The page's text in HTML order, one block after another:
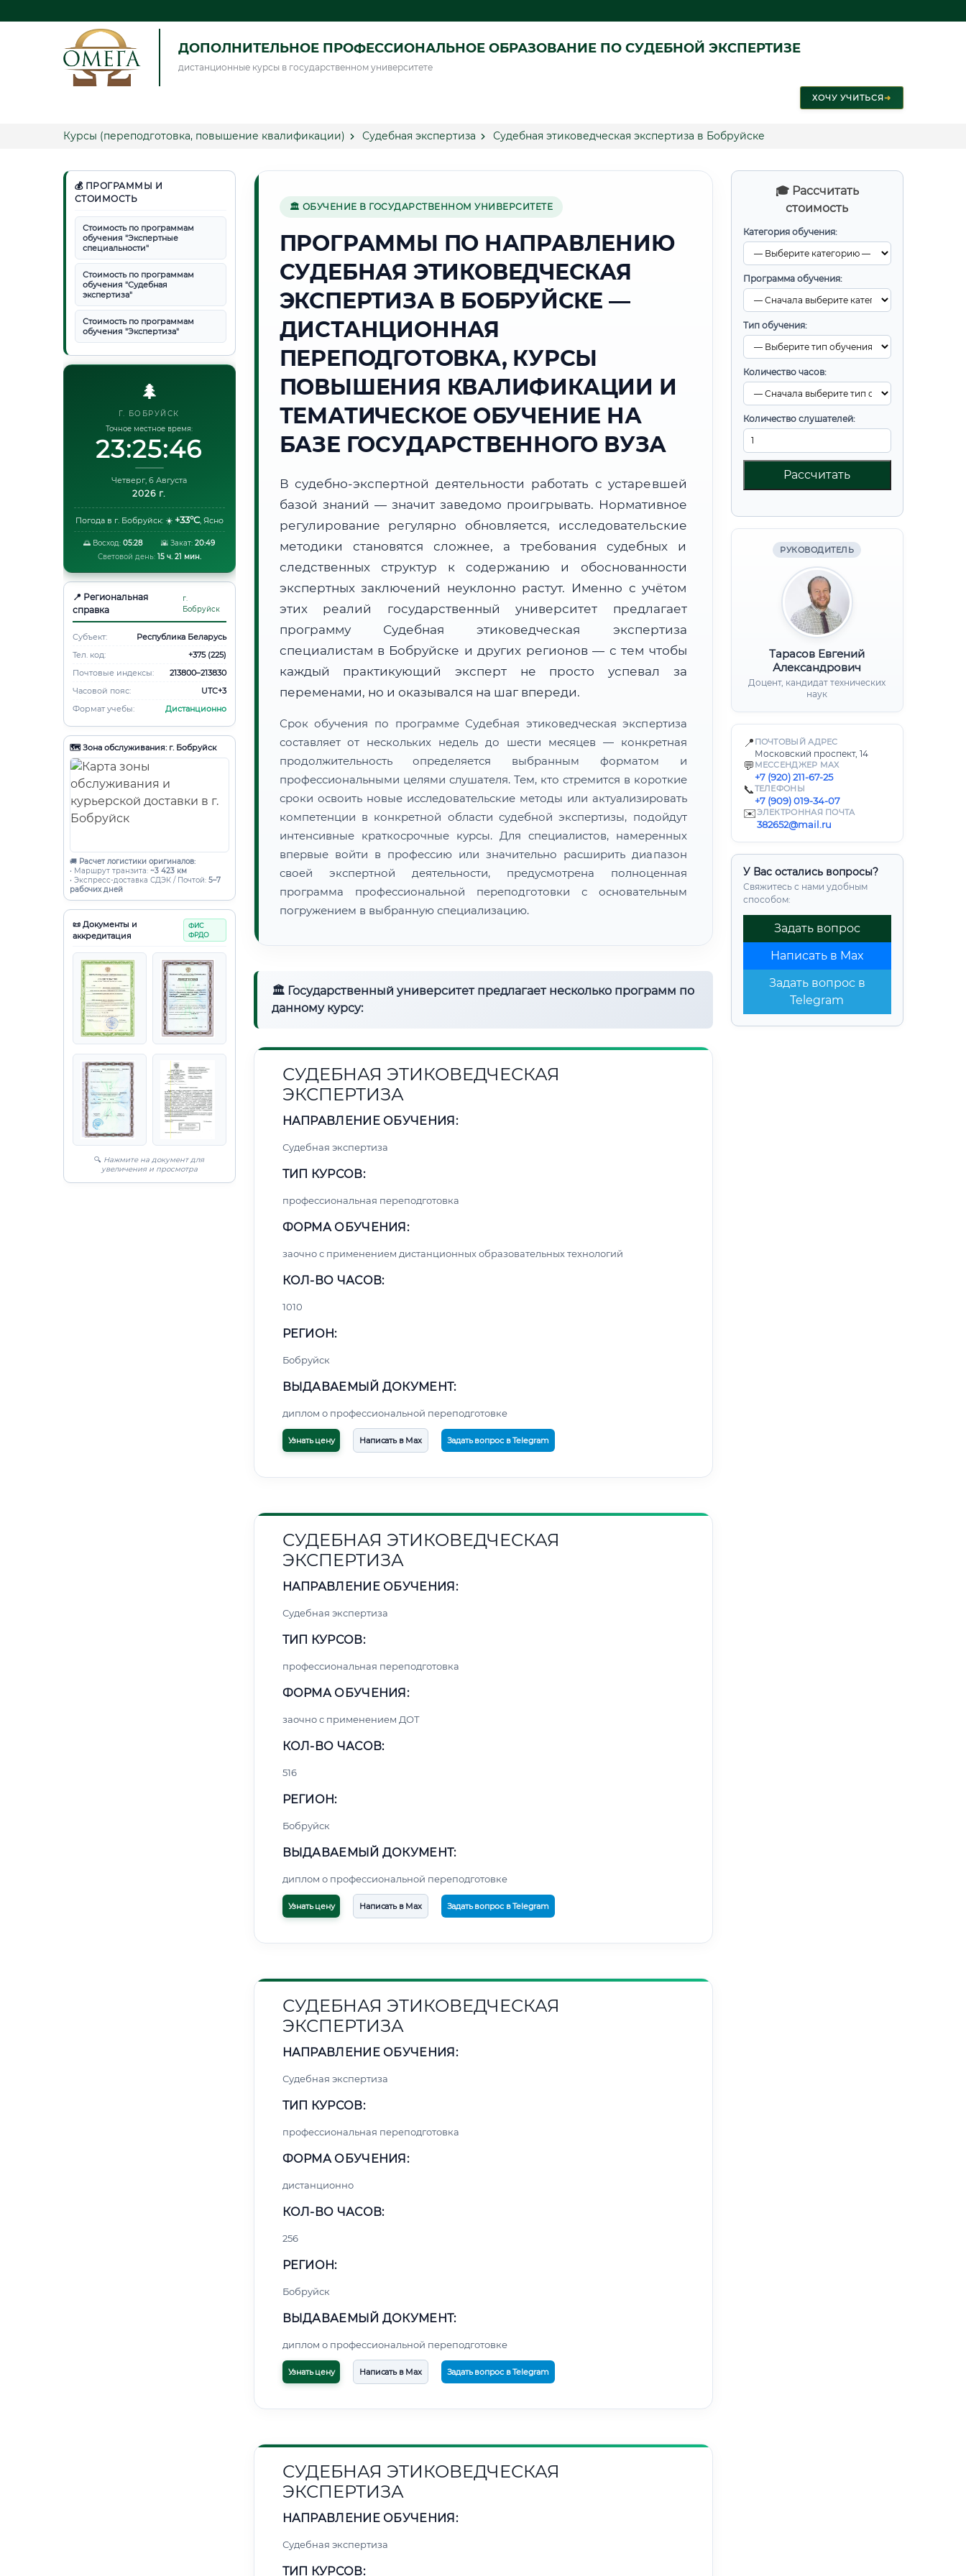
ДОПОЛНИТЕЛЬНОЕ ПРОФЕССИОНАЛЬНОЕ ОБРАЗОВАНИЕ ПО СУДЕБНОЙ ЭКСПЕРТИЗЕ
дистанционные курсы в государственном университете
ХОЧУ УЧИТЬСЯ➜
Курсы (переподготовка, повышение квалификации) Судебная экспертиза Судебная этиковедческая экспертиза в Бобруйске
💰 ПРОГРАММЫ И
СТОИМОСТЬ
Стоимость по программам
обучения "Экспертные
специальности"
Стоимость по программам
обучения "Судебная
экспертиза"
Стоимость по программам
обучения "Экспертиза"
🌲
Г. БОБРУЙСК
Точное местное время:
23:25:46
Четверг, 6 Августа
2026 г.
Погода в г. Бобруйск: ☀️ +33°C, Ясно
🌅 Восход: 05:28 🌇 Закат:20:49
Световой день: 15 ч. 21 мин.
📍 Региональная
справка
г.
Бобруйск
Субъект:
Республика Беларусь
Тел. код:
+375 (225)
Почтовые индексы:
213800–213830
Часовой пояс:
UTC+3
Формат учебы:
Дистанционно
🗺️ Зона обслуживания: г. Бобруйск
🚚 Расчет логистики оригиналов:
• Маршрут транзита: ~3 423 км
• Экспресс-доставка СДЭК / Почтой: 5–7
рабочих дней
📜 Документы и
аккредитация
ФИС
ФРДО
🔍 Нажмите на документ для
увеличения и просмотра
🎓 Рассчитать
стоимость
Категория обучения:
Программа обучения:
Тип обучения:
Количество часов:
Количество слушателей:
Рассчитать
РУКОВОДИТЕЛЬ
Тарасов Евгений
Александрович
Доцент, кандидат технических
наук
📍 ПОЧТОВЫЙ АДРЕС
Московский проспект, 14
💬 МЕССЕНДЖЕР MAX
+7 (920) 211-67-25
📞ТЕЛЕФОНЫ
+7 (909) 019-34-07
✉️ЭЛЕКТРОННАЯ ПОЧТА
382652@mail.ru
У Вас остались вопросы?
Свяжитесь с нами удобным
способом:
Задать вопрос
Написать в Max
Задать вопрос в
Telegram
🏛 ОБУЧЕНИЕ В ГОСУДАРСТВЕННОМ УНИВЕРСИТЕТЕ
ПРОГРАММЫ ПО НАПРАВЛЕНИЮ
СУДЕБНАЯ ЭТИКОВЕДЧЕСКАЯ
ЭКСПЕРТИЗА В БОБРУЙСКЕ —
ДИСТАНЦИОННАЯ
ПЕРЕПОДГОТОВКА, КУРСЫ
ПОВЫШЕНИЯ КВАЛИФИКАЦИИ И
ТЕМАТИЧЕСКОЕ ОБУЧЕНИЕ НА
БАЗЕ ГОСУДАРСТВЕННОГО ВУЗА
В судебно-экспертной деятельности работать с устаревшей
базой знаний — значит заведомо проигрывать. Нормативное
регулирование регулярно обновляется, исследовательские
методики становятся сложнее, а требования судебных и
следственных структур к содержанию и обоснованности
экспертных заключений неуклонно растут. Именно с учётом
этих реалий государственный университет предлагает
программу Судебная этиковедческая экспертиза
специалистам в Бобруйске и других регионов — с тем чтобы
каждый практикующий эксперт не просто успевал за
переменами, но и оказывался на шаг впереди.
Срок обучения по программе Судебная этиковедческая экспертиза
составляет от нескольких недель до шести месяцев — конкретная
продолжительность определяется выбранным форматом и
профессиональными целями слушателя. Тем, кто стремится в короткие
сроки освоить новые исследовательские методы или актуализировать
компетенции в конкретной области судебной экспертизы, подойдут
интенсивные краткосрочные курсы. Для специалистов, намеренных
впервые войти в профессию или значительно расширить диапазон
своей экспертной деятельности, предусмотрена полноценная
программа профессиональной переподготовки с основательным
погружением в выбранную специализацию.
🏛 Государственный университет предлагает несколько программ по
данному курсу:
СУДЕБНАЯ ЭТИКОВЕДЧЕСКАЯ
ЭКСПЕРТИЗА
НАПРАВЛЕНИЕ ОБУЧЕНИЯ:
Судебная экспертиза
ТИП КУРСОВ:
профессиональная переподготовка
ФОРМА ОБУЧЕНИЯ:
заочно с применением дистанционных образовательных технологий
КОЛ-ВО ЧАСОВ:
1010
РЕГИОН:
Бобруйск
ВЫДАВАЕМЫЙ ДОКУМЕНТ:
диплом о профессиональной переподготовке
Узнать цену Написать в Max Задать вопрос в Telegram
СУДЕБНАЯ ЭТИКОВЕДЧЕСКАЯ
ЭКСПЕРТИЗА
НАПРАВЛЕНИЕ ОБУЧЕНИЯ:
Судебная экспертиза
ТИП КУРСОВ:
профессиональная переподготовка
ФОРМА ОБУЧЕНИЯ:
заочно с применением ДОТ
КОЛ-ВО ЧАСОВ:
516
РЕГИОН:
Бобруйск
ВЫДАВАЕМЫЙ ДОКУМЕНТ:
диплом о профессиональной переподготовке
Узнать цену Написать в Max Задать вопрос в Telegram
СУДЕБНАЯ ЭТИКОВЕДЧЕСКАЯ
ЭКСПЕРТИЗА
НАПРАВЛЕНИЕ ОБУЧЕНИЯ:
Судебная экспертиза
ТИП КУРСОВ:
профессиональная переподготовка
ФОРМА ОБУЧЕНИЯ:
дистанционно
КОЛ-ВО ЧАСОВ:
256
РЕГИОН:
Бобруйск
ВЫДАВАЕМЫЙ ДОКУМЕНТ:
диплом о профессиональной переподготовке
Узнать цену Написать в Max Задать вопрос в Telegram
СУДЕБНАЯ ЭТИКОВЕДЧЕСКАЯ
ЭКСПЕРТИЗА
НАПРАВЛЕНИЕ ОБУЧЕНИЯ:
Судебная экспертиза
ТИП КУРСОВ: